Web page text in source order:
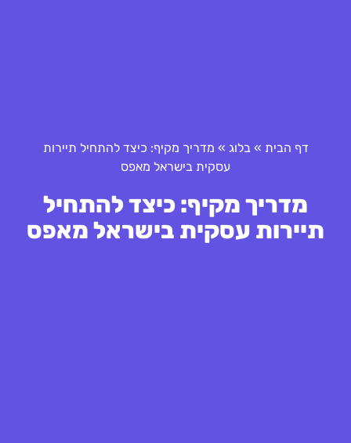
דף הבית »בלוג » מדריך מקיף: כיצד להתחיל תיירות
עסקית בישראל מאפס
מדריך מקיף: כיצד להתחיל
תיירות עסקית בישראל מאפס